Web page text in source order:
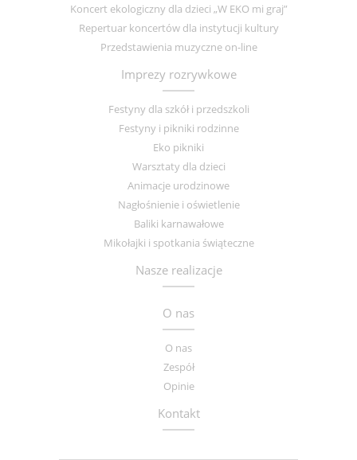
Koncert ekologiczny dla dzieci „W EKO mi graj”
Repertuar koncertów dla instytucji kultury
Przedstawienia muzyczne on-line
Imprezy rozrywkowe
Festyny dla szkół i przedszkoli
Festyny i pikniki rodzinne
Eko pikniki
Warsztaty dla dzieci
Animacje urodzinowe
Nagłośnienie i oświetlenie
Baliki karnawałowe
Mikołajki i spotkania świąteczne
Nasze realizacje
O nas
O nas
Zespół
Opinie
Kontakt